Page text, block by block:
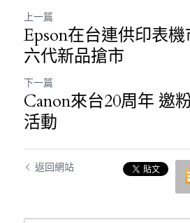
上一篇
Epson在台連供印表
六代新品搶市
下一篇
Canon來台20周年 邀
活動
返回網站